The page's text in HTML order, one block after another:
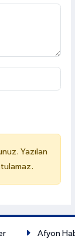
Yazılan
Afyon